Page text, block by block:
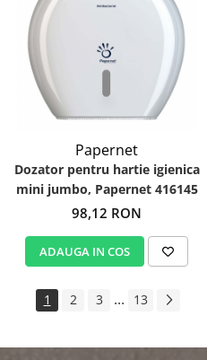
Papernet
Dozator pentru hartie igienica
mini jumbo, Papernet 416145
98,12 RON
ADAUGA IN COS
1 2 3 ... 13